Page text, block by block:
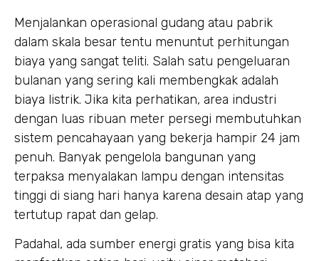
Menjalankan operasional gudang atau pabrik
dalam skala besar tentu menuntut perhitungan
biaya yang sangat teliti. Salah satu pengeluaran
bulanan yang sering kali membengkak adalah
biaya listrik. Jika kita perhatikan, area industri
dengan luas ribuan meter persegi membutuhkan
sistem pencahayaan yang bekerja hampir 24 jam
penuh. Banyak pengelola bangunan yang
terpaksa menyalakan lampu dengan intensitas
tinggi di siang hari hanya karena desain atap yang
tertutup rapat dan gelap.
Padahal, ada sumber energi gratis yang bisa kita